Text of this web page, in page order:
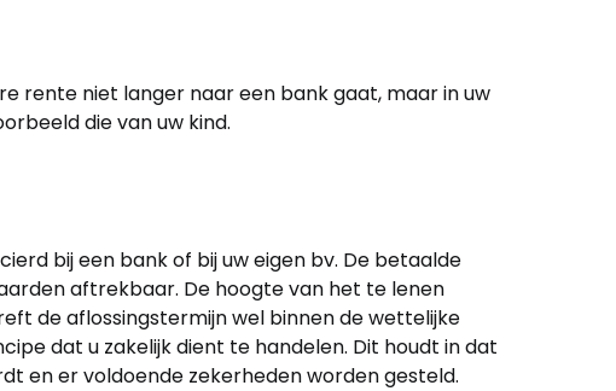
rente niet langer naar een bank gaat, maar in uw
die van uw kind.
bij een bank of bij uw eigen bv. De betaalde
aftrekbaar. De hoogte van het te lenen
de aflossingstermijn wel binnen de wettelijke
dat u zakelijk dient te handelen. Dit houdt in dat
en er voldoende zekerheden worden gesteld.